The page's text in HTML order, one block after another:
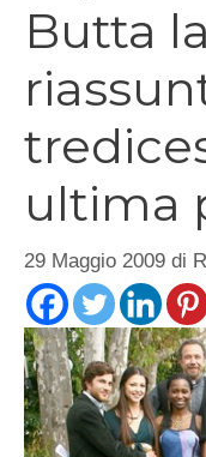
Butta
ultima
29 Maggio 2009 di